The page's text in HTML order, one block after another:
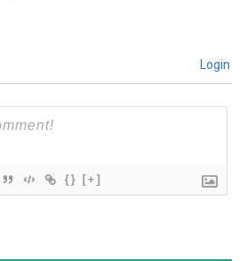
Login
{} [+]